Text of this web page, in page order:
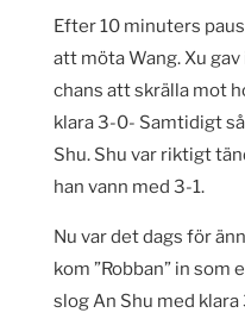
Efter 10 minuters
att möta Wang. Xu
chans att skrälla mot
klara 3-0- Samtidigt
Shu. Shu var riktigt
han vann med 3-1.
Nu var det dags för
kom ”Robban” in som
slog An Shu med